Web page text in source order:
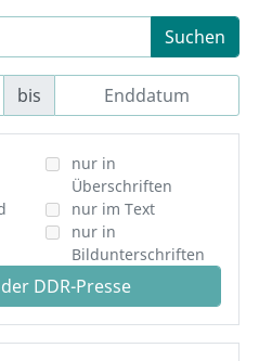
Suchen
bis
nur in
Überschriften
nur im Text
nur in
Bildunterschriften
DDR-Presse